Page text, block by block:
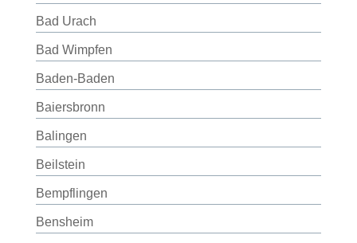
Bad Urach
Bad Wimpfen
Baden-Baden
Baiersbronn
Balingen
Beilstein
Bempflingen
Bensheim